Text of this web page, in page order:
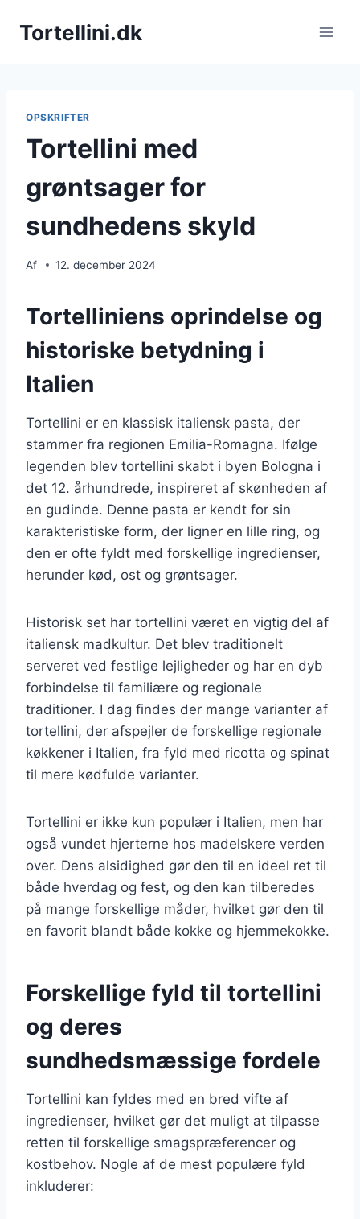
Tortellini.dk
OPSKRIFTER
Tortellini med
grøntsager for
sundhedens skyld
Af 12. december 2024
Tortelliniens oprindelse og
historiske betydning i
Italien
Tortellini er en klassisk italiensk pasta, der
stammer fra regionen Emilia-Romagna. Ifølge
legenden blev tortellini skabt i byen Bologna i
det 12. århundrede, inspireret af skønheden af
en gudinde. Denne pasta er kendt for sin
karakteristiske form, der ligner en lille ring, og
den er ofte fyldt med forskellige ingredienser,
herunder kød, ost og grøntsager.
Historisk set har tortellini været en vigtig del af
italiensk madkultur. Det blev traditionelt
serveret ved festlige lejligheder og har en dyb
forbindelse til familiære og regionale
traditioner. I dag findes der mange varianter af
tortellini, der afspejler de forskellige regionale
køkkener i Italien, fra fyld med ricotta og spinat
til mere kødfulde varianter.
Tortellini er ikke kun populær i Italien, men har
også vundet hjerterne hos madelskere verden
over. Dens alsidighed gør den til en ideel ret til
både hverdag og fest, og den kan tilberedes
på mange forskellige måder, hvilket gør den til
en favorit blandt både kokke og hjemmekokke.
Forskellige fyld til tortellini
og deres
sundhedsmæssige fordele
Tortellini kan fyldes med en bred vifte af
ingredienser, hvilket gør det muligt at tilpasse
retten til forskellige smagspræferencer og
kostbehov. Nogle af de mest populære fyld
inkluderer: